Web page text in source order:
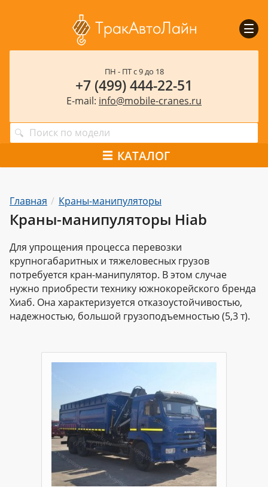
ПН - ПТ с 9 до 18
+7 (499) 444-22-51
E-mail: info@mobile-cranes.ru
КАТАЛОГ
Главная Краны-манипуляторы
Краны-манипуляторы Hiab
Для упрощения процесса перевозки
крупногабаритных и тяжеловесных грузов
потребуется кран-манипулятор. В этом случае
нужно приобрести технику южнокорейского бренда
Хиаб. Она характеризуется отказоустойчивостью,
надежностью, большой грузоподъемностью (5,3 т).